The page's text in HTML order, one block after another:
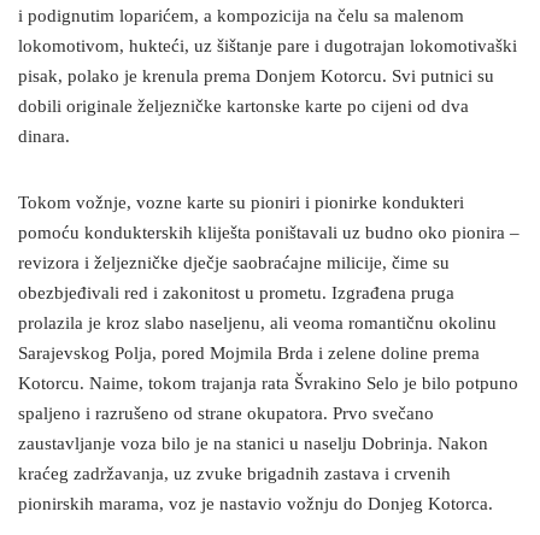
i podignutim loparićem, a kompozicija na čelu sa malenom
lokomotivom, hukteći, uz šištanje pare i dugotrajan lokomotivaški
pisak, polako je krenula prema Donjem Kotorcu. Svi putnici su
dobili originale željezničke kartonske karte po cijeni od dva
dinara.
Tokom vožnje, vozne karte su pioniri i pionirke kondukteri
pomoću kondukterskih kliješta poništavali uz budno oko pionira –
revizora i željezničke dječje saobraćajne milicije, čime su
obezbjeđivali red i zakonitost u prometu. Izgrađena pruga
prolazila je kroz slabo naseljenu, ali veoma romantičnu okolinu
Sarajevskog Polja, pored Mojmila Brda i zelene doline prema
Kotorcu. Naime, tokom trajanja rata Švrakino Selo je bilo potpuno
spaljeno i razrušeno od strane okupatora. Prvo svečano
zaustavljanje voza bilo je na stanici u naselju Dobrinja. Nakon
kraćeg zadržavanja, uz zvuke brigadnih zastava i crvenih
pionirskih marama, voz je nastavio vožnju do Donjeg Kotorca.